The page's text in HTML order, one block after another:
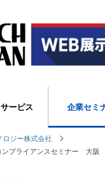
ービス 企業セミ
ロジー株式会社
ンプライアンスセミナー 大